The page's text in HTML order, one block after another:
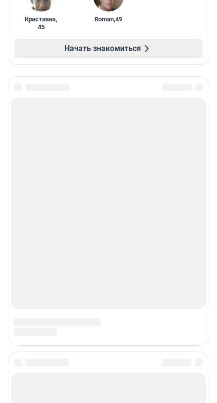
Кристиана,
45
Roman,49
Начать знакомиться